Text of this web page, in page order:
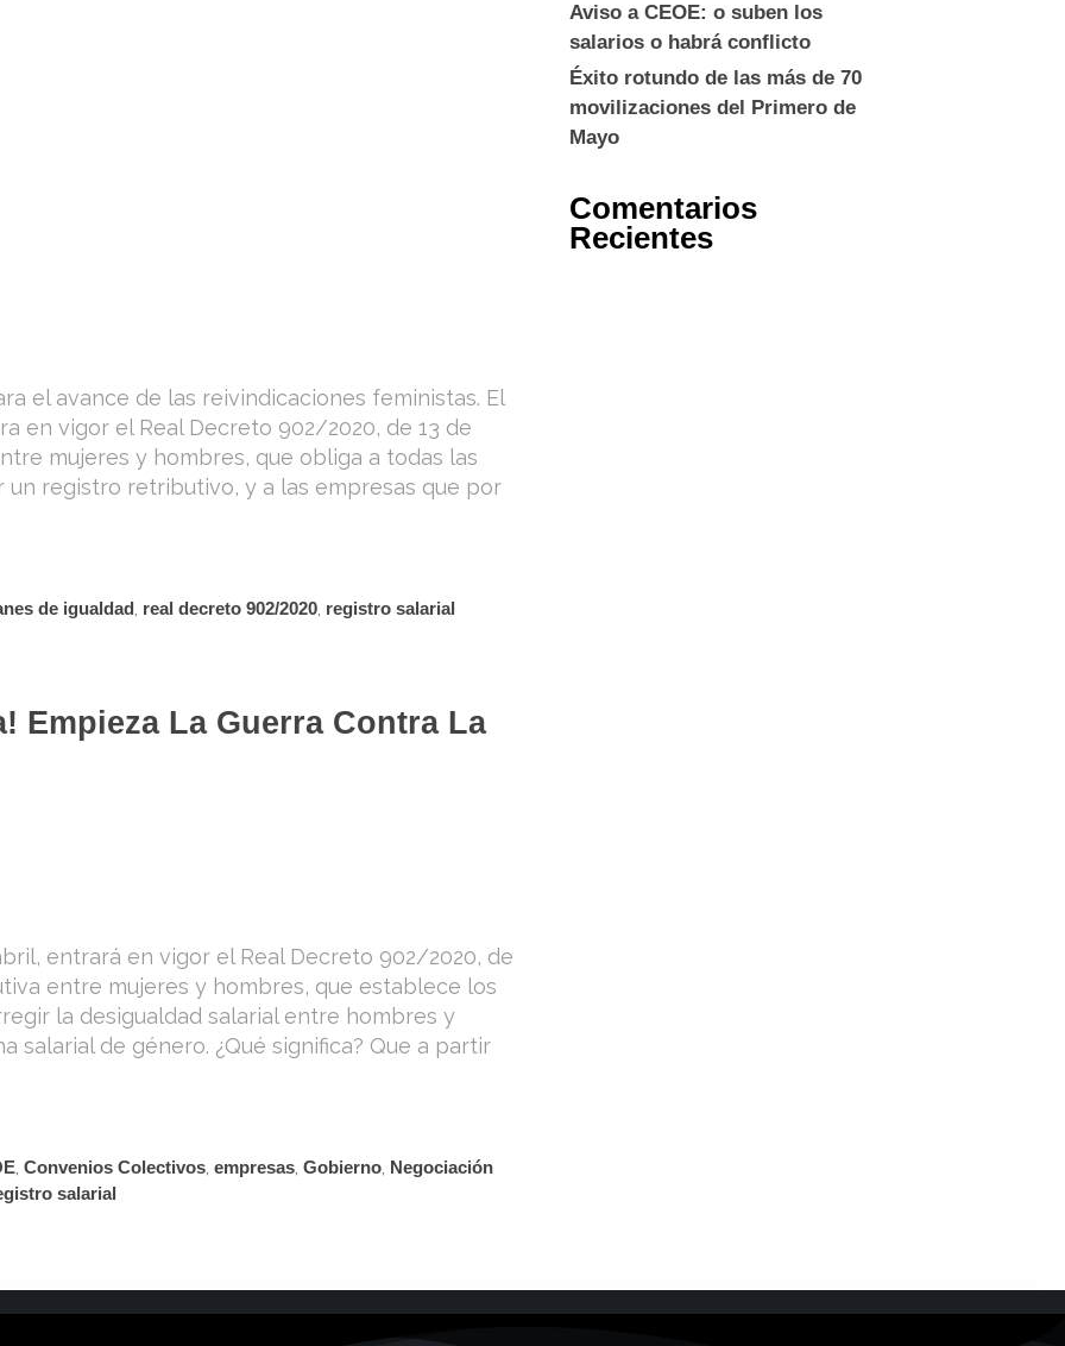
el avance de las reivindicaciones feministas. El
en vigor el Real Decreto 902/2020, de 13 de
mujeres y hombres, que obliga a todas las
un registro retributivo, y a las empresas que por
de igualdad, real decreto 902/2020, registro salarial
Empieza La Guerra Contra La
entrará en vigor el Real Decreto 902/2020, de
entre mujeres y hombres, que establece los
la desigualdad salarial entre hombres y
salarial de género. ¿Qué significa? Que a partir
,Convenios Colectivos,empresas,Gobierno, Negociación
salarial
Aviso a CEOE: o suben los
salarios o habrá conflicto
Éxito rotundo de las más de 70
movilizaciones del Primero de
Mayo
Comentarios
Recientes